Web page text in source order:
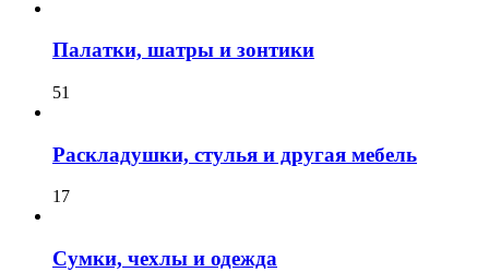
Палатки, шатры и зонтики
51
Раскладушки, стулья и другая мебель
17
Сумки, чехлы и одежда